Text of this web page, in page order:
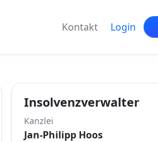
Kontakt Login
Insolvenzverwalter
Kanzlei
Jan-Philipp Hoos